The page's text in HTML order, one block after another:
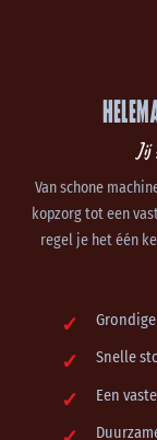
Jij
Van schone
kopzorg tot een
regel je het één
Snelle
Een